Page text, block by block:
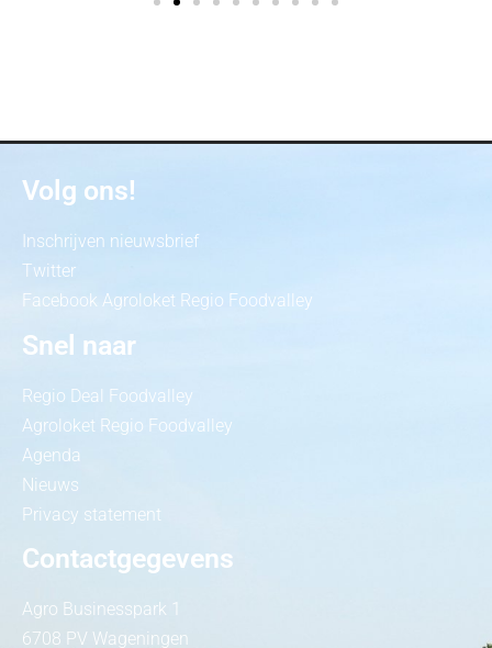
Volg ons!
Inschrijven nieuwsbrief
Twitter
Facebook Agroloket Regio Foodvalley
Snel naar
Regio Deal Foodvalley
Agroloket Regio Foodvalley
Agenda
Nieuws
Privacy statement
Contactgegevens
Agro Businesspark 1
6708 PV Wageningen